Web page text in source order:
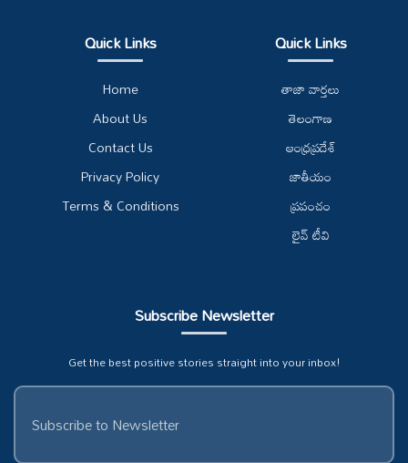
Quick Links
Home
About Us
Contact Us
Privacy Policy
Terms & Conditions
Quick Links
తాజా వార్తలు
తెలంగాణ
ఆంధ్రప్రదేశ్
జాతీయం
ప్రపంచం
లైవ్ టీవి
Subscribe Newsletter
Get the best positive stories straight into your inbox!